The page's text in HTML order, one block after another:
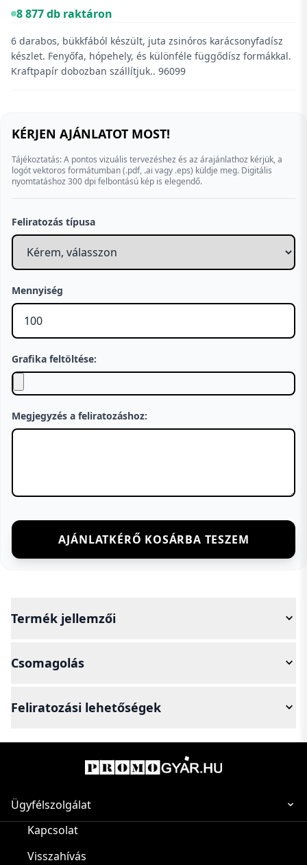
8 877 db raktáron
6 darabos, bükkfából készült, juta zsinóros karácsonyfadísz
készlet. Fenyőfa, hópehely, és különféle függődísz formákkal.
Kraftpapír dobozban szállítjuk.. 96099
KÉRJEN AJÁNLATOT MOST!
Tájékoztatás: A pontos vizuális tervezéshez és az árajánlathoz kérjük, a
logót vektoros formátumban (.pdf, .ai vagy .eps) küldje meg. Digitális
nyomtatáshoz 300 dpi felbontású kép is elegendő.
Feliratozás típusa
Mennyiség
Grafika feltöltése:
Megjegyzés a feliratozáshoz:
AJÁNLATKÉRŐ KOSÁRBA TESZEM
Termék jellemzői
Csomagolás
Feliratozási lehetőségek
Ügyfélszolgálat
Kapcsolat
Visszahívás